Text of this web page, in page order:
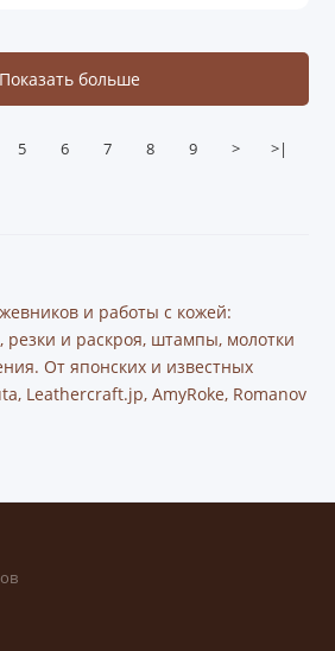
5 6 7 8 9 > >|
Показать больше
и работы с кожей:
резки и раскроя, штампы, молотки
От японских и известных
Leathercraft.jp, AmyRoke, Romanov